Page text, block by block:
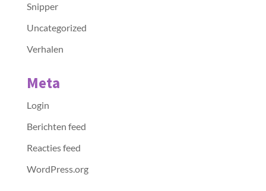
Snipper
Uncategorized
Verhalen
Meta
Login
Berichten feed
Reacties feed
WordPress.org